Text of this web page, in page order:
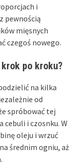
i
pewnością
mięsnych
czegoś nowego.
po kroku?
na kilka
od
spróbować tej
i czosnku. W
oleju i wrzuć
średnim ogniu, aż